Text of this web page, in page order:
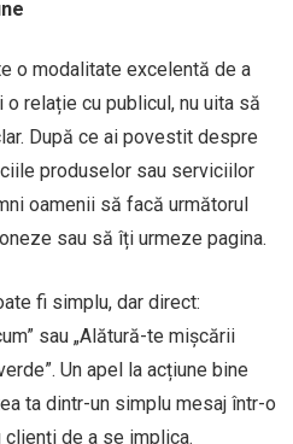
o modalitate excelentă de a
relație cu publicul, nu uita să
După ce ai povestit despre
produselor sau serviciilor
oamenii să facă următorul
sau să îți urmeze pagina.
fi simplu, dar direct:
sau „Alătură-te mișcării
Un apel la acțiune bine
ta dintr-un simplu mesaj într-o
de a se implica.